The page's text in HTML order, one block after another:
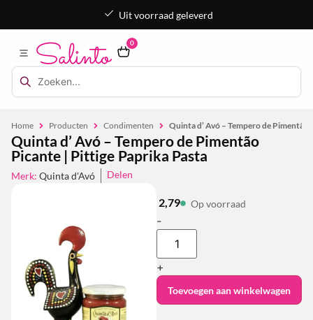
Uit voorraad geleverd
0
Home Producten Condimenten Quinta d’ Avó – Tempero de
Quinta d’ Avó – Tempero de Pimentão
Picante | Pittige Paprika Pasta
Merk: Quinta d'Avó Delen
2,79 Op voorraad
-
+
Toevoegen aan winkelwagen